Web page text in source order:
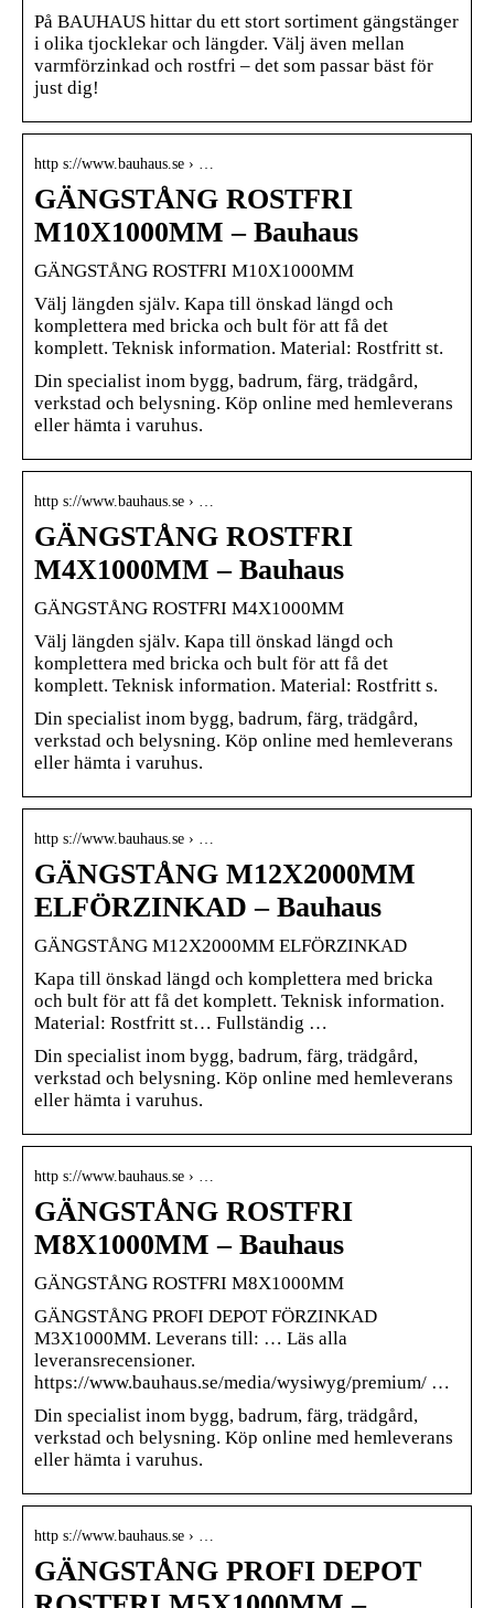
På BAUHAUS hittar du ett stort sortiment gängstänger
i olika tjocklekar och längder. Välj även mellan
varmförzinkad och rostfri – det som passar bäst för
just dig!
http s://www.bauhaus.se › …
GÄNGSTÅNG ROSTFRI
M10X1000MM – Bauhaus
GÄNGSTÅNG ROSTFRI M10X1000MM
Välj längden själv. Kapa till önskad längd och
komplettera med bricka och bult för att få det
komplett. Teknisk information. Material: Rostfritt st.
Din specialist inom bygg, badrum, färg, trädgård,
verkstad och belysning. Köp online med hemleverans
eller hämta i varuhus.
http s://www.bauhaus.se › …
GÄNGSTÅNG ROSTFRI
M4X1000MM – Bauhaus
GÄNGSTÅNG ROSTFRI M4X1000MM
Välj längden själv. Kapa till önskad längd och
komplettera med bricka och bult för att få det
komplett. Teknisk information. Material: Rostfritt s.
Din specialist inom bygg, badrum, färg, trädgård,
verkstad och belysning. Köp online med hemleverans
eller hämta i varuhus.
http s://www.bauhaus.se › …
GÄNGSTÅNG M12X2000MM
ELFÖRZINKAD – Bauhaus
GÄNGSTÅNG M12X2000MM ELFÖRZINKAD
Kapa till önskad längd och komplettera med bricka
och bult för att få det komplett. Teknisk information.
Material: Rostfritt st… Fullständig …
Din specialist inom bygg, badrum, färg, trädgård,
verkstad och belysning. Köp online med hemleverans
eller hämta i varuhus.
http s://www.bauhaus.se › …
GÄNGSTÅNG ROSTFRI
M8X1000MM – Bauhaus
GÄNGSTÅNG ROSTFRI M8X1000MM
GÄNGSTÅNG PROFI DEPOT FÖRZINKAD
M3X1000MM. Leverans till: … Läs alla
leveransrecensioner.
https://www.bauhaus.se/media/wysiwyg/premium/ …
Din specialist inom bygg, badrum, färg, trädgård,
verkstad och belysning. Köp online med hemleverans
eller hämta i varuhus.
http s://www.bauhaus.se › …
GÄNGSTÅNG PROFI DEPOT